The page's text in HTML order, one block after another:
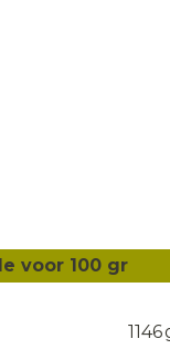
voor 100 gr
1146